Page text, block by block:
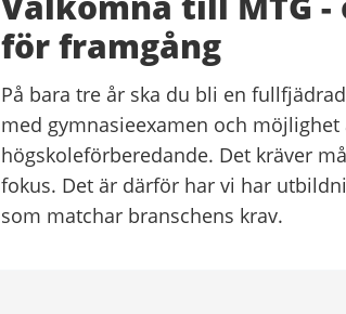
för framgång
På bara tre år ska du bli en
med gymnasieexamen och möjlighet
högskoleförberedande. Det kräver
fokus. Det är därför har vi har
som matchar branschens krav.